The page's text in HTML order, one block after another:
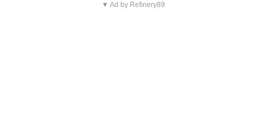
▼ Ad by Refinery89